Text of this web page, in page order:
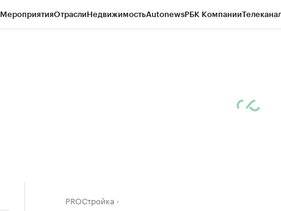
МероприятияОтраслиНедвижимостьAutonewsРБК Компании
PROСтройка